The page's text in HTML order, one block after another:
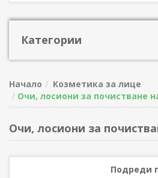
Категории
Начало
Козметика за лице
Очи, лосиони за почистване
Очи, лосиони за
Подреди